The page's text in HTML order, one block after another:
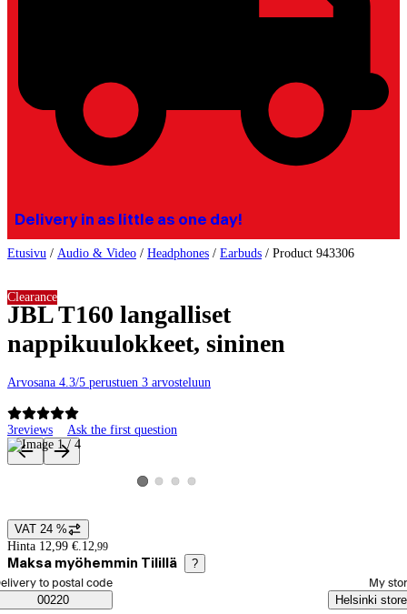
Delivery in as little as one day!
Etusivu / Audio & Video / Headphones / Earbuds / Product 943306
JBL T160 langalliset
nappikuulokkeet, sininen
Arvosana 4.3/5 perustuen 3 arvosteluun
3reviews Ask the first question
Clearance
Product images and videos
View product image 1
View product image 2
View product image 3
View product image 4
Price details
VAT 24 %
Hinta 12,99 €. 12,99
Maksa myöhemmin Tilillä ?
Saatavuustiedot
order method
to postal code
00220
My
Helsinki store